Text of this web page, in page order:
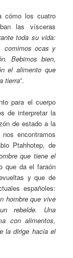
cómo los cuatro
las vísceras
toda su vida:
comimos ocas y
Bebimos bien,
el alimento que
tierra”.
para el cuerpo
de interpretar la
de estado a la
encontramos
Ptahhotep, de
que tiene el
que da el faraón
y que de
españoles:
hombre que vive
rebelde. Una
con alimentos,
la dirige hacia el